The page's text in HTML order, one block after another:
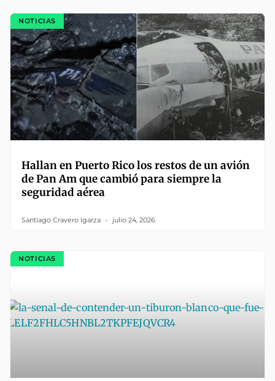
NOTICIAS
Hallan en Puerto Rico los restos de un avión
de Pan Am que cambió para siempre la
seguridad aérea
Santiago Cravero Igarza julio 24, 2026
NOTICIAS